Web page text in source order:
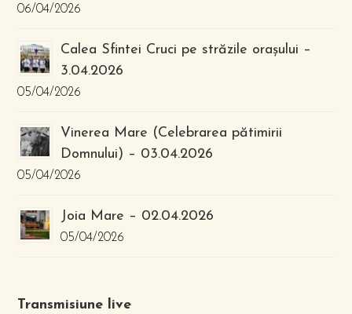
06/04/2026
Calea Sfintei Cruci pe străzile orașului –
3.04.2026
05/04/2026
Vinerea Mare (Celebrarea pătimirii
Domnului) – 03.04.2026
05/04/2026
Joia Mare – 02.04.2026
05/04/2026
Transmisiune live